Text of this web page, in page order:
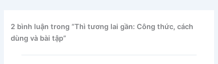
2 bình luận trong “Thì tương lai gần: Công thức, cách
dùng và bài tập”